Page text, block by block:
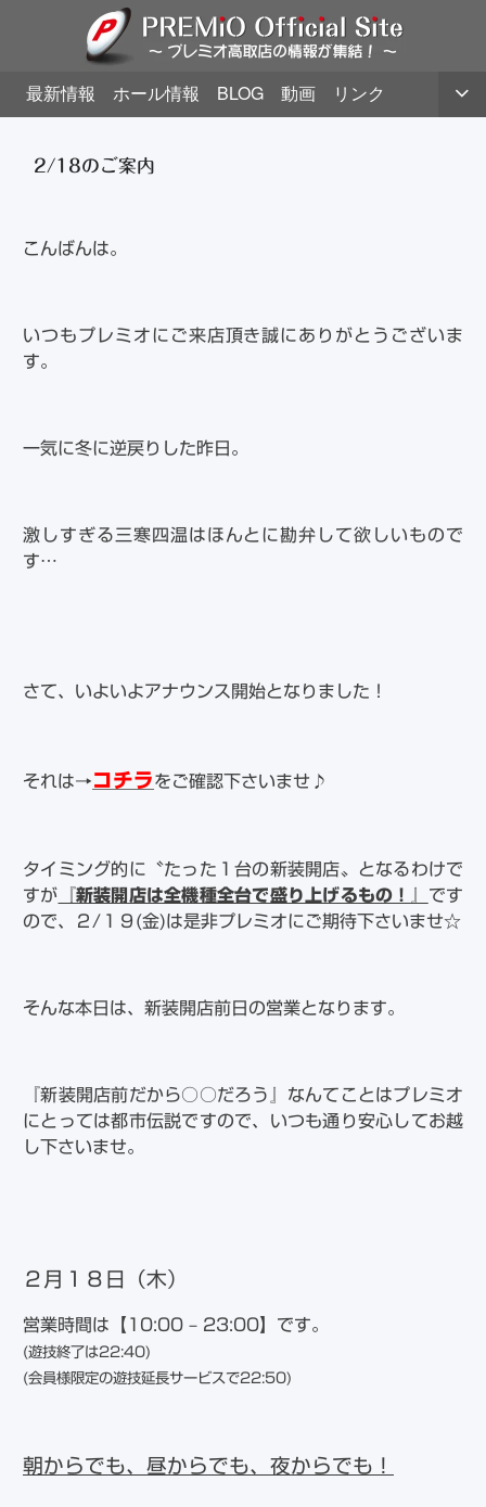
最新情報 ホール情報 BLOG 動画 リンク
2/18のご案内
こんばんは。
いつもプレミオにご来店頂き誠にありがとうございま
す。
一気に冬に逆戻りした昨日。
激しすぎる三寒四温はほんとに勘弁して欲しいもので
す…
さて、いよいよアナウンス開始となりました！
それは→コチラをご確認下さいませ♪
タイミング的に〝たった１台の新装開店〟となるわけで
すが 『新装開店は全機種全台で盛り上げるもの！』 です
ので、２/１９(金)は是非プレミオにご期待下さいませ☆
そんな本日は、新装開店前日の営業となります。
『新装開店前だから○○だろう』なんてことはプレミオ
にとっては都市伝説ですので、いつも通り安心してお越
し下さいませ。
２月１８ 日（木）
営業時間は【10:00 – 23:00】です。
(遊技終了は22:40)
(会員様限定の遊技延長サービスで22:50)
朝からでも、昼からでも、夜からでも！